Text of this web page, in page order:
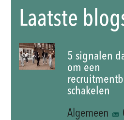
Laatste
5 signalen
om een
schakelen
Algemeen